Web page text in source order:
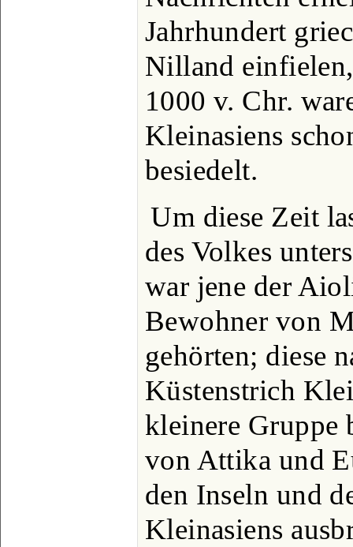
Jahrhundert
Nilland
1000 v. Chr.
Kleinasiens
besiedelt.
Um diese Zeit
des Volkes
war jene der
Bewohner von
gehörten; diese
Küstenstrich
kleinere Gruppe
von Attika und
den Inseln und
Kleinasiens